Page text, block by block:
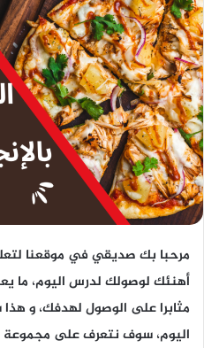
مرحبا بك صديقي في موقعنا لتعلم
أهنئك لوصولك لدرس اليوم، ما
مثابرا على الوصول لهدفك، و
اليوم، سوف نتعرف على